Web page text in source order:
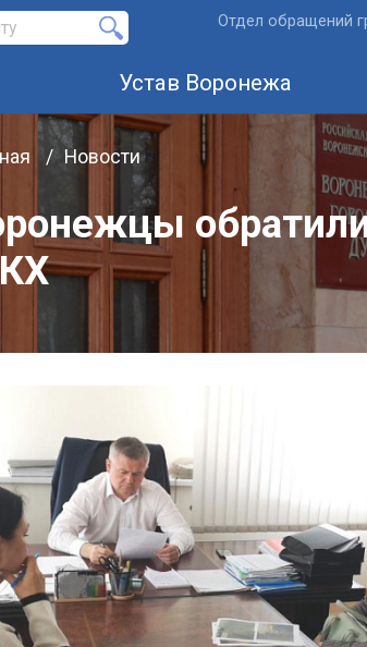
Отдел обращений
Устав Воронежа
Новости